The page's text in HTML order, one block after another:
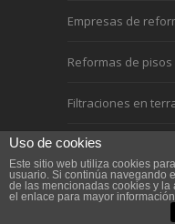
Empresas de
Reformas de
Filtraciones en
2016 LOGA
Uso de cookies
Este sitio web utiliza cookies
usuario. Si continúa navegando
de las mencionadas cookies y la
el enlace para mayor